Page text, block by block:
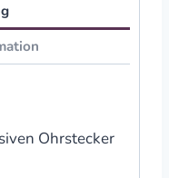
Ohrstecker